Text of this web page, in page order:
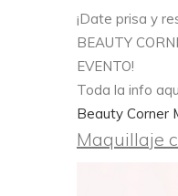
¡Date prisa y
BEAUTY
EVENTO!
Toda la info
Beauty Corner
Maquillaje